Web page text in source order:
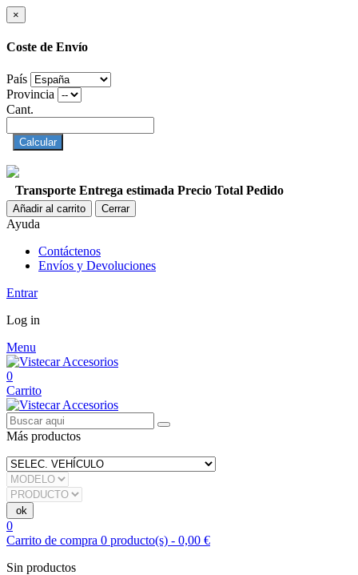
×
Coste de Envío
País
Provincia
Cant.
Calcular
Transporte Entrega estimada Precio Total Pedido
Añadir al carrito Cerrar
Ayuda
Contáctenos
Envíos y Devoluciones
Entrar
Log in
Menu
0
Carrito
Más productos
0
Carrito de compra 0 producto(s) - 0,00 €
Sin productos